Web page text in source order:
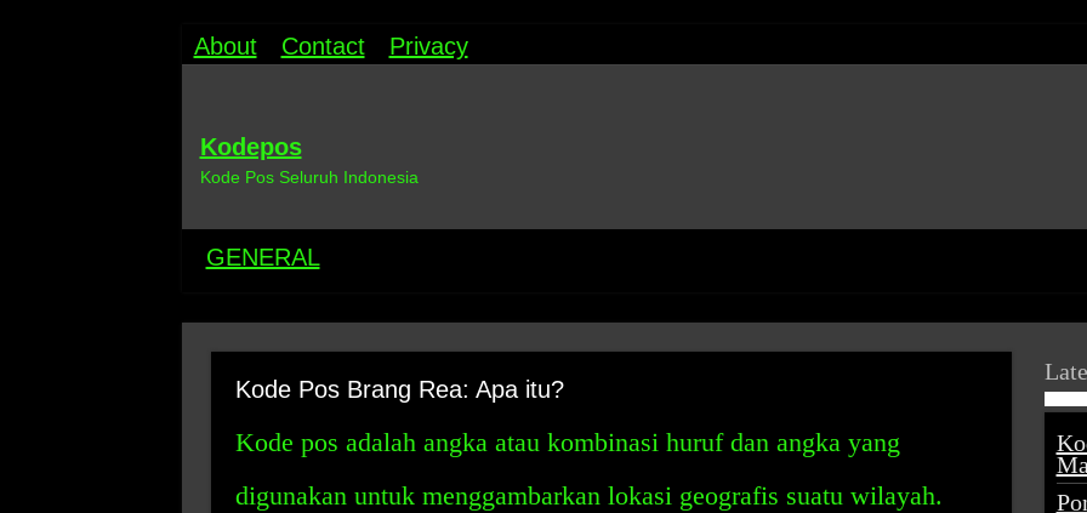
About Contact Privacy
Kodepos
Kode Pos Seluruh Indonesia
GENERAL
Kode Pos Brang Rea: Apa itu?
Kode pos adalah angka atau kombinasi huruf dan angka yang
digunakan untuk menggambarkan lokasi geografis suatu wilayah.